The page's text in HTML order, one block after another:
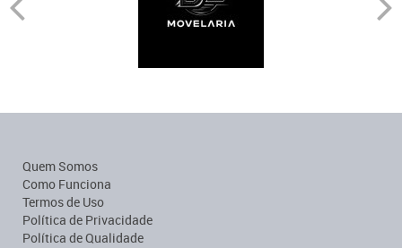
Quem Somos
Como Funciona
Termos de Uso
Política de Privacidade
Política de Qualidade